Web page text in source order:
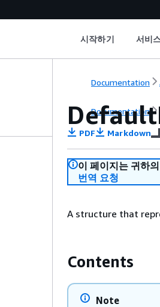
시작하기 서비
Documentation
Documentation
PDF Markdown
이 페이지는 귀하
번역 요청
A structure that
Contents
Note